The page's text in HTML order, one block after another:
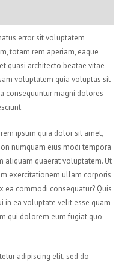
error sit voluptatem
totam rem aperiam, eaque
quasi architecto beatae vitae
voluptatem quia voluptas sit
consequuntur magni dolores
ipsum quia dolor sit amet,
numquam eius modi tempora
aliquam quaerat voluptatem. Ut
exercitationem ullam corporis
ea commodi consequatur? Quis
in ea voluptate velit esse quam
qui dolorem eum fugiat quo
adipiscing elit, sed do